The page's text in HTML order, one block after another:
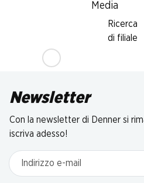
Media
Ricerca
di filiale
Newsletter
Con la newsletter di Denner si
iscriva adesso!
Indirizzo e-mail